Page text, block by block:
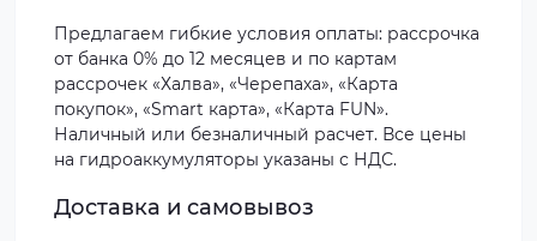
Предлагаем гибкие условия оплаты: рассрочка
от банка 0% до 12 месяцев и по картам
рассрочек «Халва», «Черепаха», «Карта
покупок», «Smart карта», «Карта FUN».
Наличный или безналичный расчет. Все цены
на гидроаккумуляторы указаны с НДС.
Доставка и самовывоз